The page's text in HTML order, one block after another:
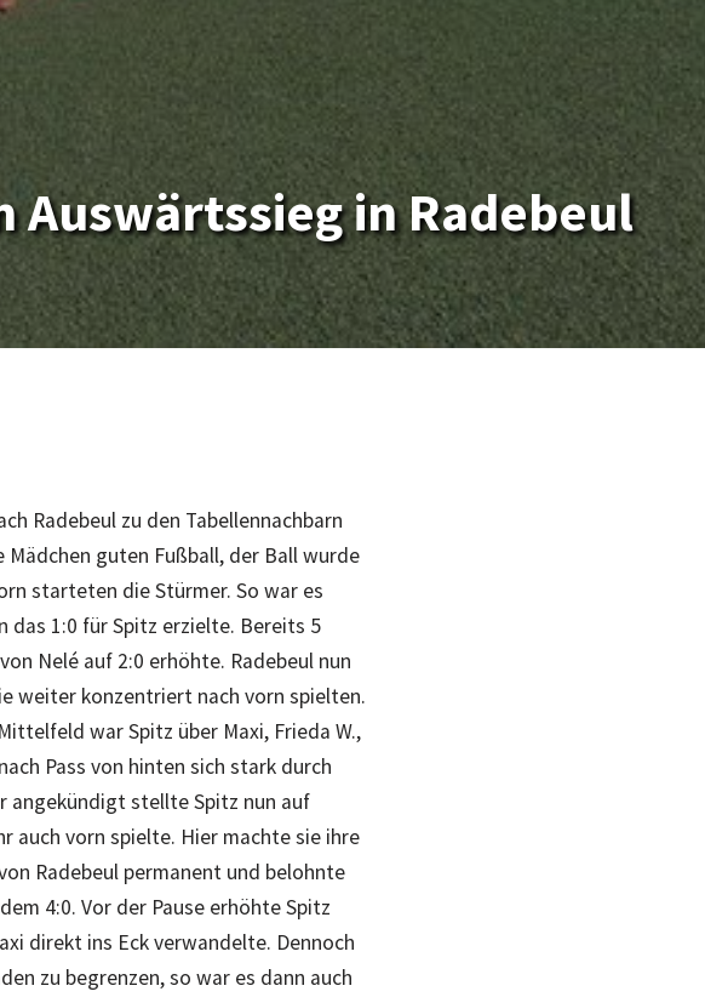
in Radebeul
Radebeul zu den Tabellennachbarn
guten Fußball, der Ball wurde
starteten die Stürmer. So war es
das 1:0 für Spitz erzielte. Bereits 5
Nelé auf 2:0 erhöhte. Radebeul nun
weiter konzentriert nach vorn spielten.
war Spitz über Maxi, Frieda W.,
Pass von hinten sich stark durch
angekündigt stellte Spitz nun auf
auch vorn spielte. Hier machte sie ihre
Radebeul permanent und belohnte
4:0. Vor der Pause erhöhte Spitz
direkt ins Eck verwandelte. Dennoch
zu begrenzen, so war es dann auch